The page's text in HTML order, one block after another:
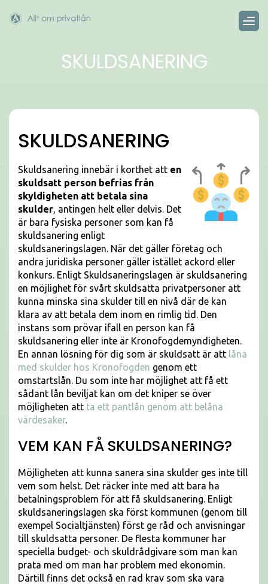
SKULDSANERING
SKULDSANERING
Skuldsanering innebär i korthet att en
skuldsatt person befrias från
skyldigheten att betala sina
skulder, antingen helt eller delvis. Det
är bara fysiska personer som kan få
skuldsanering enligt
skuldsaneringslagen. När det gäller företag och
andra juridiska personer gäller istället ackord eller
konkurs. Enligt Skuldsaneringslagen är skuldsanering
en möjlighet för svårt skuldsatta privatpersoner att
kunna minska sina skulder till en nivå där de kan
klara av att betala dem inom en rimlig tid. Den
instans som prövar ifall en person kan få
skuldsanering eller inte är Kronofogdemyndigheten.
En annan lösning för dig som är skuldsatt är att låna
med skulder hos Kronofogden genom ett
omstartslån. Du som inte har möjlighet att få ett
sådant lån beviljat kan om det kniper se över
möjligheten att ta ett pantlån genom att belåna
värdesaker.
VEM KAN FÅ SKULDSANERING?
Möjligheten att kunna sanera sina skulder ges inte till
vem som helst. Det räcker inte med att bara ha
betalningsproblem för att få skuldsanering. Enligt
skuldsaneringslagen ska först kommunen (genom till
exempel Socialtjänsten) först ge råd och anvisningar
till skuldsatta personer. De flesta kommuner har
speciella budget- och skuldrådgivare som man kan
prata med om man har problem med ekonomin.
Därtill finns det också en rad krav som ska vara